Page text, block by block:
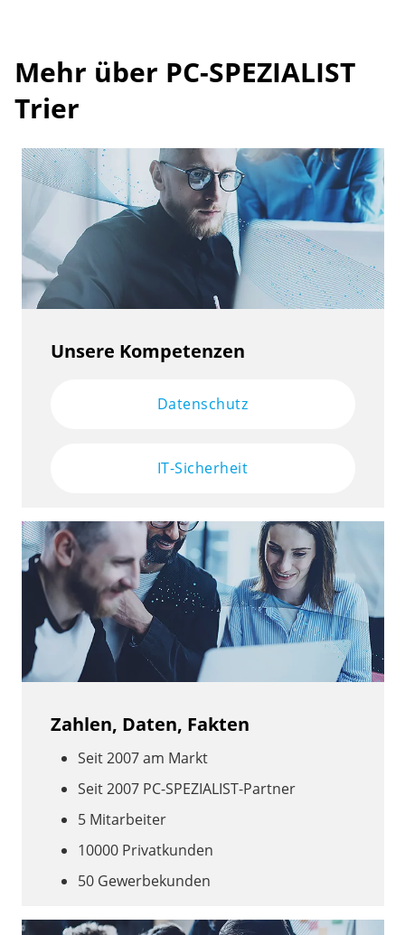
Mehr über PC-SPEZIALIST
Trier
Unsere Kompetenzen
Datenschutz
IT-Sicherheit
Zahlen, Daten, Fakten
Seit 2007 am Markt
Seit 2007 PC-SPEZIALIST-Partner
5 Mitarbeiter
10000 Privatkunden
50 Gewerbekunden